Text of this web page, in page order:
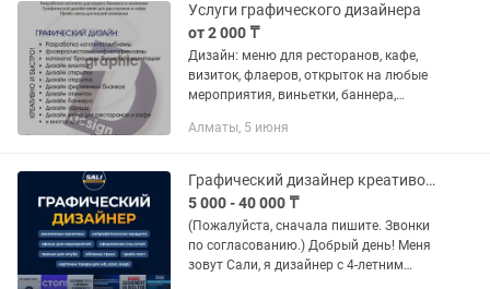
Услуги графического дизайнера
от 2 000 ₸
Дизайн: меню для ресторанов, кафе,
визиток, флаеров, открыток на любые
мероприятия, виньетки, баннера,
реставрация фотографий,
Алматы, 5 июня
Графический дизайнер креативов, визуала, карточек WB, OZON, KASPI, превью
5 000 - 40 000 ₸
(Пожалуйста, сначала пишите. Звонки
по согласованию.) Добрый день! Меня
зовут Caли, я дизайнер с 4-летним